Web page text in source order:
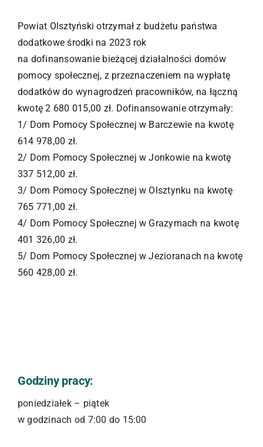
Powiat Olsztyński otrzymał z budżetu państwa
dodatkowe środki na 2023 rok
na dofinansowanie bieżącej działalności domów
pomocy społecznej, z przeznaczeniem na wypłatę
dodatków do wynagrodzeń pracowników, na łączną
kwotę 2 680 015,00 zł. Dofinansowanie otrzymały:
1/ Dom Pomocy Społecznej w Barczewie na kwotę
614 978,00 zł.
2/ Dom Pomocy Społecznej w Jonkowie na kwotę
337 512,00 zł.
3/ Dom Pomocy Społecznej w Olsztynku na kwotę
765 771,00 zł.
4/ Dom Pomocy Społecznej w Grazymach na kwotę
401 326,00 zł.
5/ Dom Pomocy Społecznej w Jezioranach na kwotę
560 428,00 zł.
Godziny pracy:
poniedziałek – piątek
w godzinach od 7:00 do 15:00